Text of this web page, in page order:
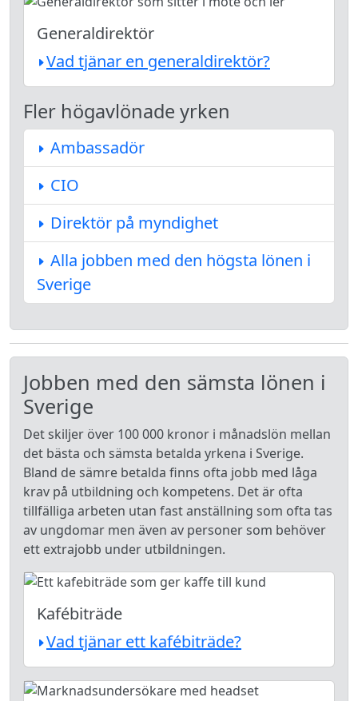
Generaldirektör
Vad tjänar en generaldirektör?
Fler högavlönade yrken
Ambassadör
CIO
Direktör på myndighet
Alla jobben med den högsta lönen i
Sverige
Jobben med den sämsta lönen i
Sverige
Det skiljer över 100 000 kronor i månadslön mellan
det bästa och sämsta betalda yrkena i Sverige.
Bland de sämre betalda finns ofta jobb med låga
krav på utbildning och kompetens. Det är ofta
tillfälliga arbeten utan fast anställning som ofta tas
av ungdomar men även av personer som behöver
ett extrajobb under utbildningen.
Kafébiträde
Vad tjänar ett kafébiträde?